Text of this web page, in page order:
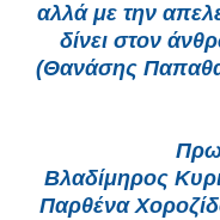
αλλά με την
δίνει στον
(Θανάσης
Βλαδίμηρος
Παρθένα